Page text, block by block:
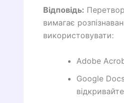
Відповідь:
вимагає
використовувати:
Adobe
Google